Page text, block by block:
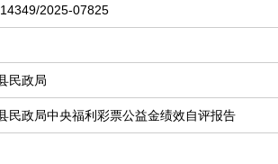
2025-07825
民政局
民政局中央福利彩票公益金绩效自评报告